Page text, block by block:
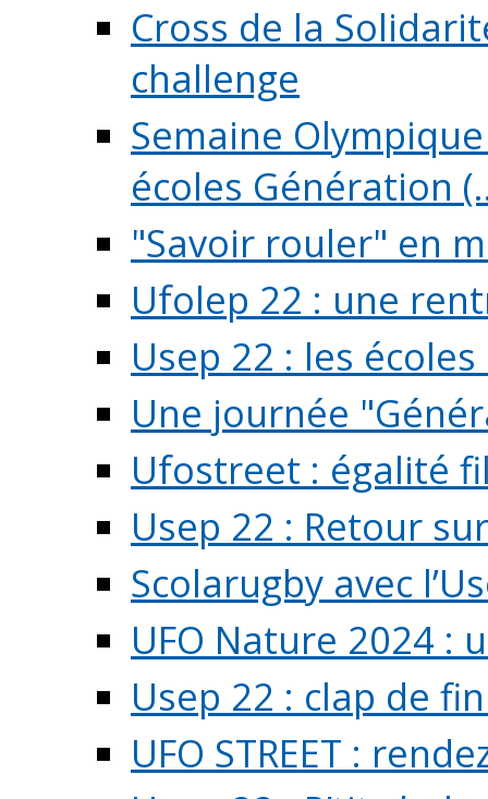
Cross de la
challenge
Semaine
écoles Génération
"Savoir rouler" en
Ufolep 22 : une
Usep 22 : les
Une journée
Ufostreet : égalité
Usep 22 : Retour
Scolarugby avec
UFO Nature 2024 :
Usep 22 : clap de
UFO STREET :